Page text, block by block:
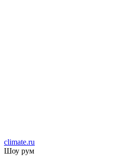
climate.ru
Шоу рум